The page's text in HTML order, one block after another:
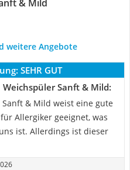
& Mild
weitere Angebote
SEHR GUT
Sanft & Mild:
& Mild weist eine gute
Allergiker geeignet, was
ist. Allerdings ist dieser